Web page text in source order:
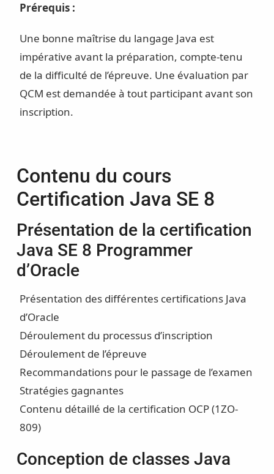
Prérequis :
Une bonne maîtrise du langage Java est
impérative avant la préparation, compte-tenu
de la difficulté de l’épreuve. Une évaluation par
QCM est demandée à tout participant avant son
inscription.
Contenu du cours
Certification Java SE 8
Présentation de la certification
Java SE 8 Programmer
d’Oracle
Présentation des différentes certifications Java
d’Oracle
Déroulement du processus d’inscription
Déroulement de l’épreuve
Recommandations pour le passage de l’examen
Stratégies gagnantes
Contenu détaillé de la certification OCP (1ZO-
809)
Conception de classes Java